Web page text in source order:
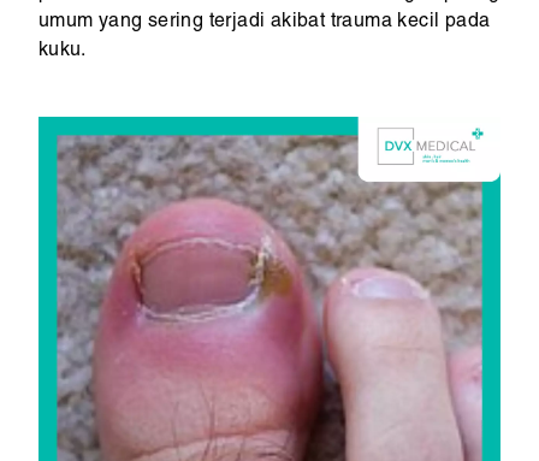
umum yang sering terjadi akibat trauma kecil pada
kuku.